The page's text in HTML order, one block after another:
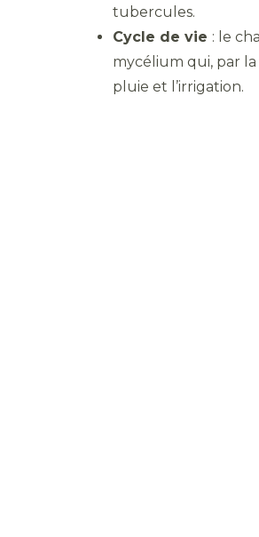
tubercules.
Cycle de vie : le
mycélium qui, par
pluie et l’irrigation.